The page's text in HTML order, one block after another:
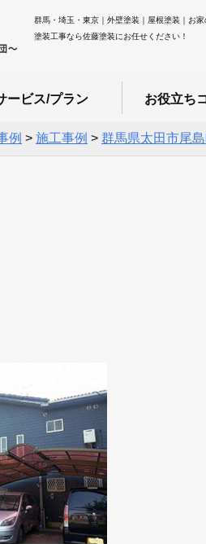
群馬・埼玉・東京｜外壁塗装｜屋根塗装｜お家
塗装工事なら佐藤塗装にお任せください！
ービス/プラン お役立ち
例 > 施工事例 > 群馬県太田市尾